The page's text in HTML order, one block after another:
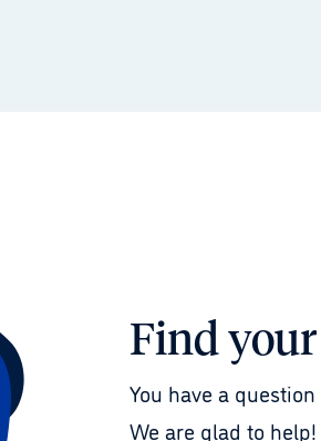
Find
You have a
We are glad to help!